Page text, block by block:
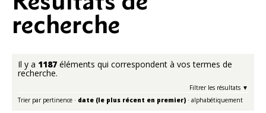
recherche
Il y a 1187 éléments qui correspondent à vos termes de
recherche.
Filtrer les résultats
Trier par pertinence · date (le plus récent en premier) · alphabétiquement